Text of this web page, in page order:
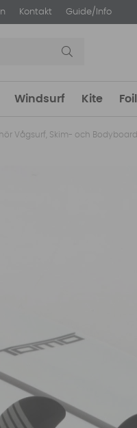
Kontakt Guide/Info
Windsurf Kite Foil
Vågsurf, Skim- och Bodyboard